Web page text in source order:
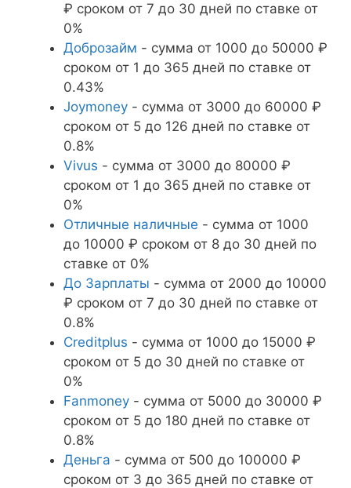
₽ сроком от 7 до 30 дней по ставке от
0%
Доброзайм - сумма от 1000 до 50000 ₽
сроком от 1 до 365 дней по ставке от
0.43%
Joymoney - сумма от 3000 до 60000 ₽
сроком от 5 до 126 дней по ставке от
0.8%
Vivus - сумма от 3000 до 80000 ₽
сроком от 1 до 365 дней по ставке от
0%
Отличные наличные - сумма от 1000
до 10000 ₽ сроком от 8 до 30 дней по
ставке от 0%
До Зарплаты - сумма от 2000 до 10000
₽ сроком от 7 до 30 дней по ставке от
0.8%
Creditplus - сумма от 1000 до 15000 ₽
сроком от 5 до 30 дней по ставке от
0%
Fanmoney - сумма от 5000 до 30000 ₽
сроком от 5 до 180 дней по ставке от
0.8%
Деньга - сумма от 500 до 100000 ₽
сроком от 3 до 365 дней по ставке от